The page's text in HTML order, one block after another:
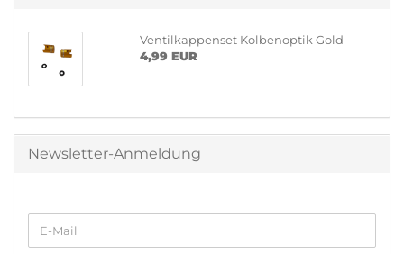
Ventilkappenset Kolbenoptik Gold
4,99 EUR
Newsletter-Anmeldung
ZUR
E-
Mail